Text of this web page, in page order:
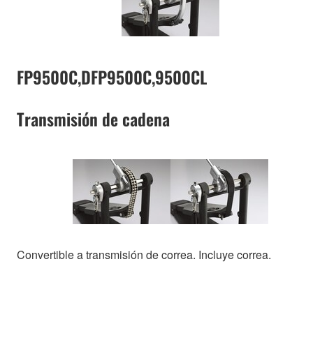
FP9500C,DFP9500C,9500CL
Transmisión de cadena
Convertible a transmisión de correa. Incluye correa.